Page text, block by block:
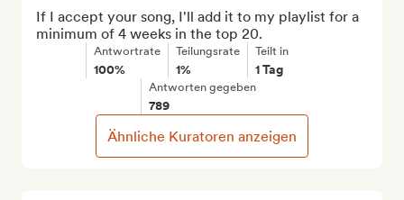
If I accept your song, I'll add it to my playlist for a
minimum of 4 weeks in the top 20.
Antwortrate
100%
Teilungsrate
1%
Teilt in
1 Tag
Antworten gegeben
789
Ähnliche Kuratoren anzeigen